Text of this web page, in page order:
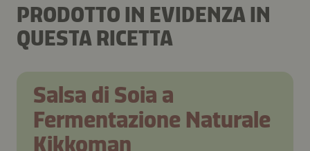
PRODOTTO IN EVIDENZA IN
QUESTA RICETTA
Salsa di Soia a
Fermentazione Naturale
Kikkoman